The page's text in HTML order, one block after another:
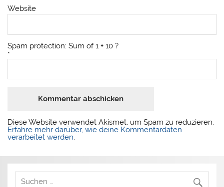
Website
Spam protection: Sum of 1 + 10 ?
*
Diese Website verwendet Akismet, um Spam zu reduzieren.
Erfahre mehr darüber, wie deine Kommentardaten
verarbeitet werden.